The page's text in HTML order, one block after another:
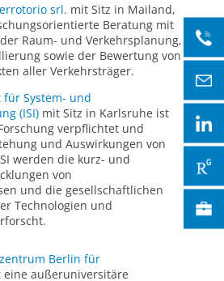
srl. mit Sitz in Mailand,
Beratung mit
Raum- und Verkehrsplanung,
sowie der Bewertung von
aller Verkehrsträger.
System- und
(ISI) mit Sitz in Karlsruhe ist
verpflichtet und
und Auswirkungen von
werden die kurz- und
von
und die gesellschaftlichen
Technologien und
Berlin für
außeruniversitäre